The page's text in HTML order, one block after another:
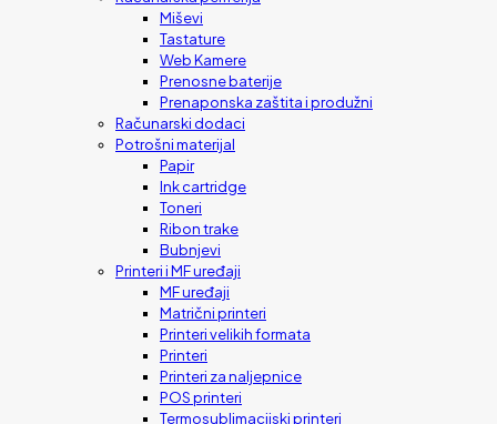
Miševi
Tastature
Web Kamere
Prenosne baterije
Prenaponska zaštita i produžni
Računarski dodaci
Potrošni materijal
Papir
Ink cartridge
Toneri
Ribon trake
Bubnjevi
Printeri i MF uređaji
MF uređaji
Matrični printeri
Printeri velikih formata
Printeri
Printeri za naljepnice
POS printeri
Termosublimacijski printeri